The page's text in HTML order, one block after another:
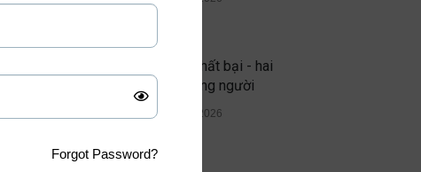
Thành công và thất bại - hai
phép thử của lòng người
Quan điểm 13/07/2026
Forgot Password?